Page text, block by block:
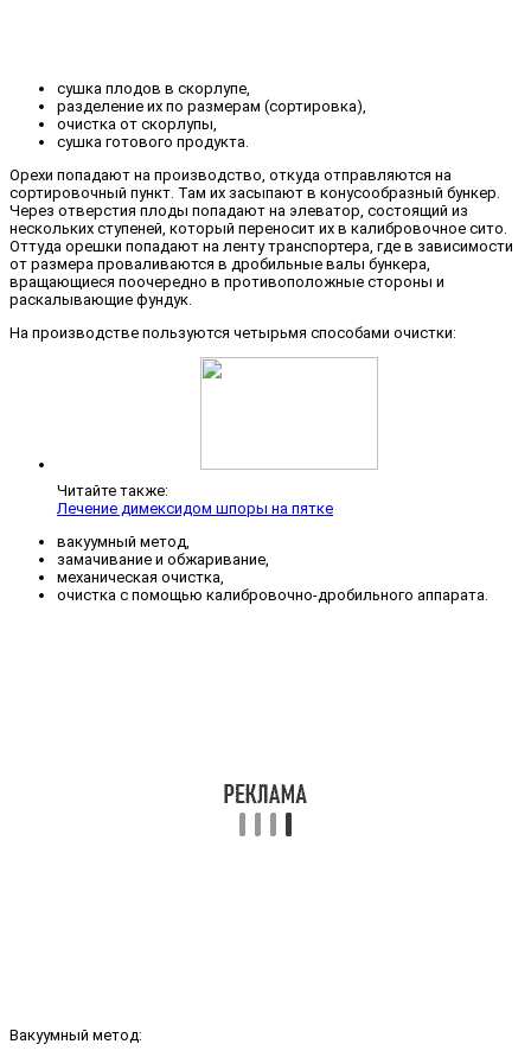
сушка плодов в скорлупе,
разделение их по размерам (сортировка),
очистка от скорлупы,
сушка готового продукта.
Орехи попадают на производство, откуда отправляются на
сортировочный пункт. Там их засыпают в конусообразный бункер.
Через отверстия плоды попадают на элеватор, состоящий из
нескольких ступеней, который переносит их в калибровочное сито.
Оттуда орешки попадают на ленту транспортера, где в зависимости
от размера проваливаются в дробильные валы бункера,
вращающиеся поочередно в противоположные стороны и
раскалывающие фундук.
На производстве пользуются четырьмя способами очистки:
Читайте также:
Лечение димексидом шпоры на пятке
вакуумный метод,
замачивание и обжаривание,
механическая очистка,
очистка с помощью калибровочно-дробильного аппарата.
Вакуумный метод: